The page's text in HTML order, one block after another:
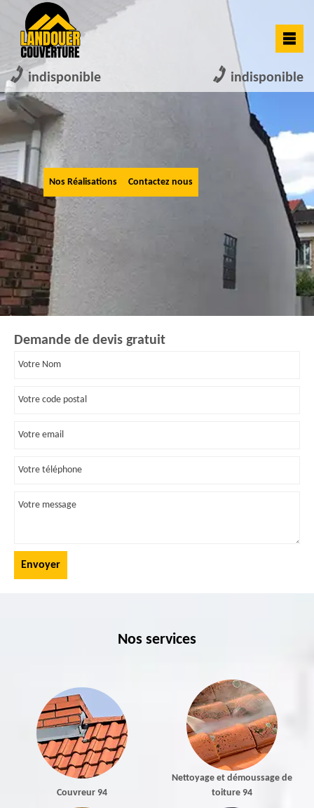
indisponible indisponible
Nos Réalisations Contactez nous
Demande de devis gratuit
Nos services
Couvreur 94
Nettoyage et démoussage de
toiture 94